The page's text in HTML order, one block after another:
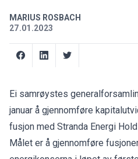
MARIUS ROSBACH
27.01.2023
Ei samrøystes
januar å gjennomføre
fusjon med Stranda Energi
Målet er å gjennomføre